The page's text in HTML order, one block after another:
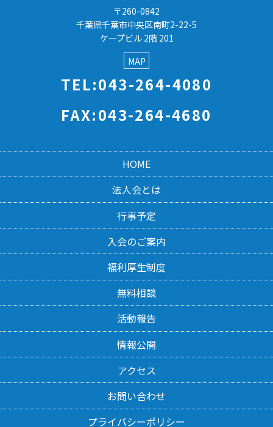
〒260-0842
千葉県千葉市中央区南町2-22-5
ケープビル 2階 201
MAP
TEL:043-264-4080
FAX:043-264-4680
HOME
法人会とは
行事予定
入会のご案内
福利厚生制度
無料相談
活動報告
情報公開
アクセス
お問い合わせ
プライバシーポリシー